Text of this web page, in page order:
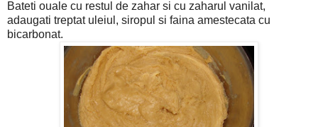
Bateti ouale cu restul de zahar si cu zaharul vanilat,
adaugati treptat uleiul, siropul si faina amestecata cu
bicarbonat.